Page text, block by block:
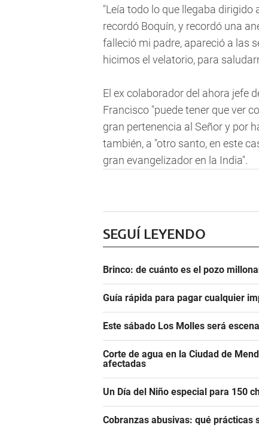
"Leía todo lo que llegaba dirigido
recordó Boquín, y recordó una
falleció mi padre, apareció a las
hicimos el velatorio, para
El ex colaborador del ahora jefe
Francisco "puede tener que ver
gran pertenencia al Señor y por
también, a "otro santo, en este
gran evangelizador en la India".
SEGUÍ LEYENDO
Brinco: de cuánto es el pozo
Guía rápida para pagar cualquier
Este sábado Los Molles será
Corte de agua en la Ciudad de
afectadas
Un Día del Niño especial para 150
Cobranzas abusivas: qué prácticas